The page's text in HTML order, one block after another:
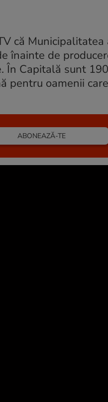
că Municipalitatea
înainte de
În Capitală sunt
pentru oamenii
ABONEAZĂ-TE